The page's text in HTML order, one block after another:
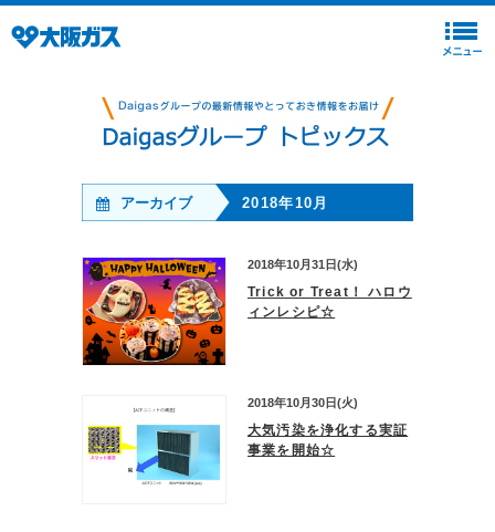
アーカイブ 2018年10月
2018年10月31日(水)
Trick or Treat！ ハロウ
ィンレシピ☆
2018年10月30日(火)
大気汚染を浄化する実証
事業を開始☆